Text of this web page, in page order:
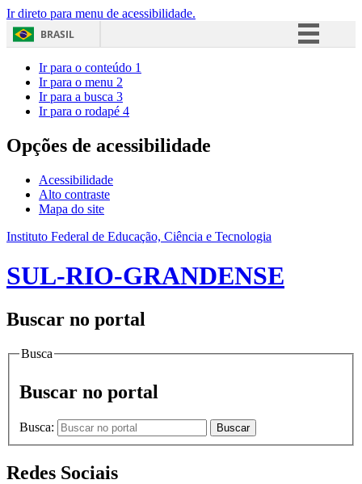
Ir direto para menu de acessibilidade.
BRASIL
Acesso à informação
Ir para o conteúdo 1
Ir para o menu 2
Ir para a busca 3
Ir para o rodapé 4
Opções de acessibilidade
Acessibilidade
Alto contraste
Mapa do site
Instituto Federal de Educação, Ciência e Tecnologia
SUL-RIO-GRANDENSE
Buscar no portal
Busca
Buscar no portal
Busca: Buscar
Redes Sociais